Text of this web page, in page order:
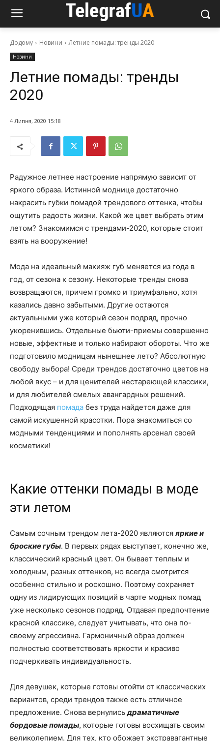
Додому Новини Летние помады: тренды 2020
Новини
Летние помады: тренды
2020
4 Липня, 2020 15:18
Радужное летнее настроение напрямую зависит от
яркого образа. Истинной моднице достаточно
накрасить губки помадой трендового оттенка, чтобы
ощутить радость жизни. Какой же цвет выбрать этим
летом? Знакомимся с трендами-2020, которые стоит
взять на вооружение!
Мода на идеальный макияж губ меняется из года в
год, от сезона к сезону. Некоторые тренды снова
возвращаются, причем громко и триумфально, хотя
казались давно забытыми. Другие остаются
актуальными уже который сезон подряд, прочно
укоренившись. Отдельные бьюти-приемы совершенно
новые, эффектные и только набирают обороты. Что же
подготовило модницам нынешнее лето? Абсолютную
свободу выбора! Среди трендов достаточно цветов на
любой вкус – и для ценителей нестареющей классики,
и для любителей смелых авангардных решений.
Подходящая помада без труда найдется даже для
самой искушенной красотки. Пора знакомиться со
модными тенденциями и пополнять арсенал своей
косметики!
Какие оттенки помады в моде
эти летом
Самым сочным трендом лета-2020 являются яркие и
броские губы. В первых рядах выступает, конечно же,
классический красный цвет. Он бывает теплым и
холодным, разных оттенков, но всегда смотрится
особенно стильно и роскошно. Поэтому сохраняет
одну из лидирующих позиций в чарте модных помад
уже несколько сезонов подряд. Отдавая предпочтение
красной классике, следует учитывать, что она по-
своему агрессивна. Гармоничный образ должен
полностью соответствовать яркости и красиво
подчеркивать индивидуальность.
Для девушек, которые готовы отойти от классических
вариантов, среди трендов также есть отличное
предложение. Снова вернулисьдраматичные
бордовые помады, которые готовы восхищать своим
великолепием. Для тех, кто обожает экстравагантные